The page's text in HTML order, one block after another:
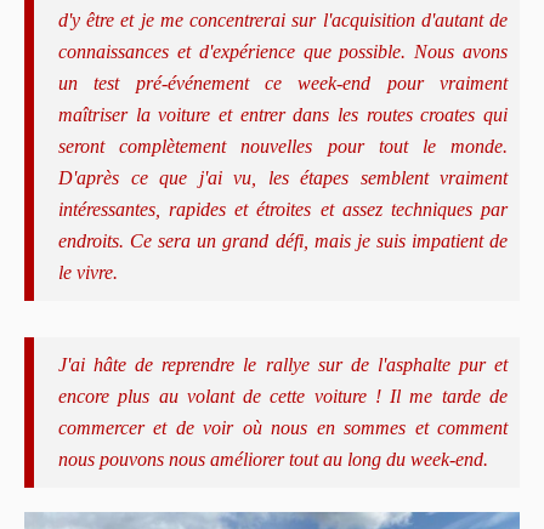
d'y être et je me concentrerai sur l'acquisition d'autant de
connaissances et d'expérience que possible. Nous avons
un test pré-événement ce week-end pour vraiment
maîtriser la voiture et entrer dans les routes croates qui
seront complètement nouvelles pour tout le monde.
D'après ce que j'ai vu, les étapes semblent vraiment
intéressantes, rapides et étroites et assez techniques par
endroits. Ce sera un grand défi, mais je suis impatient de
le vivre.
J'ai hâte de reprendre le rallye sur de l'asphalte pur et
encore plus au volant de cette voiture ! Il me tarde de
commercer et de voir où nous en sommes et comment
nous pouvons nous améliorer tout au long du week-end.